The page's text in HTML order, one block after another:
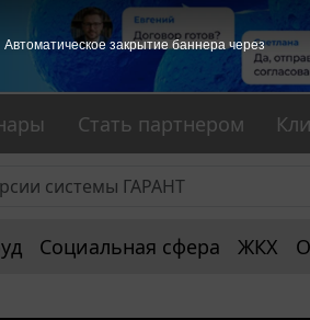
Стать партнером
Социальная сфера ЖКХ
Автоматическое закрытие баннера через